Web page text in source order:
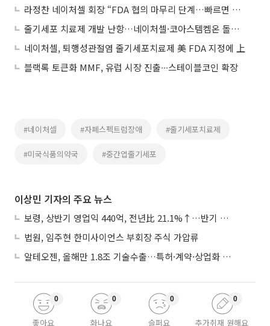
라정찬 네이처셀 회장 “FDA 협의 마무리 단계…빠르면 내년 美 3상 착수”
줄기세포 치료제 개발 난항…네이처셀·코아스템켐온 돌파구는?
네이처셀, 퇴행성관절염 줄기세포치료제 美 FDA 지정에 上
블랙록 토큰화 MMF, 유럽 시장 진출∙∙∙스테이블코인 확장
#네이처셀 #자폐스펙트럼장애 #줄기세포치료제
#미국식품의약국 #중간엽줄기세포
이상민 기자의 주요 뉴스
보령, 상반기 영업익 440억, 전년比 21.1%↑…반기 역대 최대
법원, 임주현 한미사이언스 부회장 주식 가압류
알테오젠, 올해만 1.8조 기술수출…특허·계약·상업화 ‘삼박자’
좋아요
0
화나요
0
슬퍼요
0
추가취재 원해요
0